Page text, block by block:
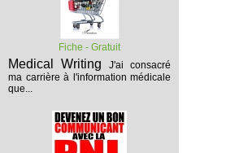
Fiche - Gratuit
Medical Writing
J'ai consacré
ma carrière à l'information médicale
que...